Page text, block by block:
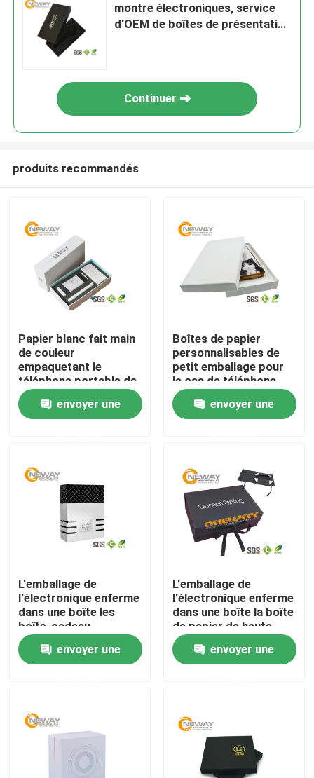
Maison
Produits
Visite d'usine
Contrôle de qualité
Contactez-nous
Demandez une citation
Boîtes de empaquetage de l'électronique
Boîtes de empaquetage cosmétiques
montre électroniques, service
d'OEM de boîtes de présentation
Continuer
produits recommandés
Papier blanc fait main
de couleur
empaquetant le
téléphone portable de
téléphone portable de
Boxesforenvoyer une
Boîtes de papier
personnalisables de
petit emballage pour
le cas de téléphone
portable, OEM/ODM
envoyer une
L'emballage de
l'électronique enferme
dans une boîte les
boîte-cadeau
professionnels de
carton de
personnalisation pour
envoyer une
L'emballage de
l'électronique enferme
dans une boîte la boîte
de papier de haute
qualité de luxe en gros
de Bluetoothenvoyer une